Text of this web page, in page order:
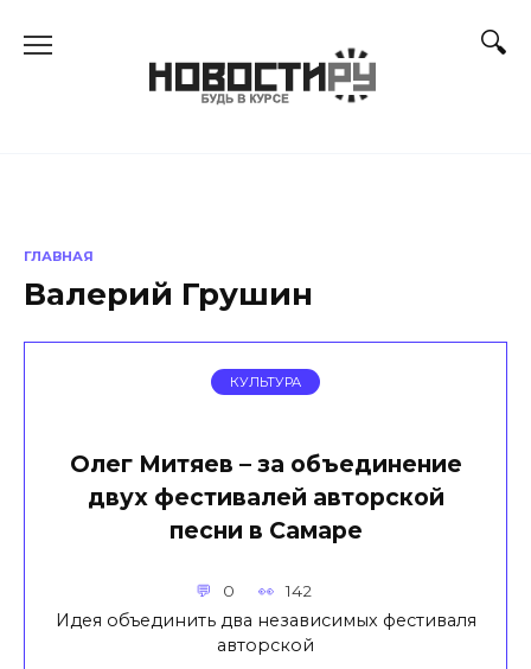
ГЛАВНАЯ
Валерий Грушин
КУЛЬТУРА
Олег Митяев – за объединение
двух фестивалей авторской
песни в Самаре
0 142
Идея объединить два независимых фестиваля
авторской